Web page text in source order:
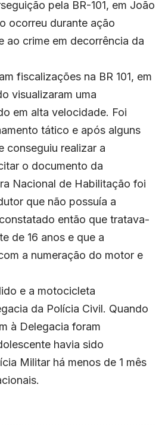
pela BR-101, em João
ocorreu durante ação
ao crime em decorrência da
fiscalizações na BR 101, em
visualizaram uma
em alta velocidade. Foi
tático e após alguns
conseguiu realizar a
o documento da
Nacional de Habilitação foi
que não possuía a
então que tratava-
de 16 anos e que a
a numeração do motor e
e a motocicleta
da Polícia Civil. Quando
à Delegacia foram
havia sido
Militar há menos de 1 mês